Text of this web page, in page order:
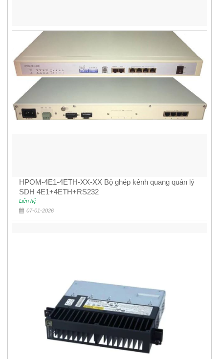
HPOM-4E1-4ETH-XX-XX Bộ ghép kênh quang quản lý
SDH 4E1+4ETH+RS232
Liên hệ
07-01-2026